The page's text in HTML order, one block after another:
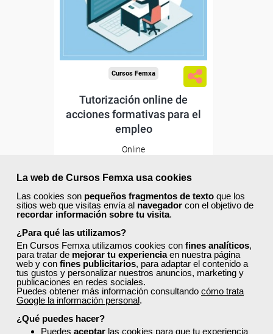
La web de Cursos Femxa usa cookies
Las cookies son pequeños fragmentos de texto que los
sitios web que visitas envía al navegador con el objetivo de
recordar información sobre tu visita.
¿Para qué las utilizamos?
En Cursos Femxa utilizamos cookies con fines analíticos,
para tratar de mejorar tu experienciaen nuestra página
web y con fines publicitarios, para adaptar el contenido a
tus gustos y personalizar nuestros anuncios, marketing y
publicaciones en redes sociales.
Puedes obtener más información consultando cómo trata
Google la información personal.
¿Qué puedes hacer?
Puedes aceptar las cookies para que tu experiencia
Diploma
Compra segura
Cursos Femxa
Tutorización online de
acciones formativas para el
empleo
Online
195,00 €
117,00 €
Comprar
20
Descuentos especiales